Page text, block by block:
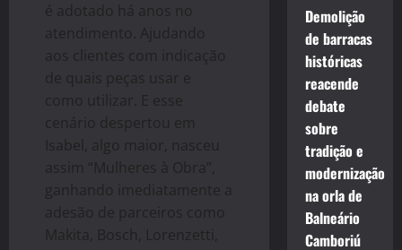
é adotado há anos no
atendimento. Ajudando
aos clientes com indicação
de quais peças usar e
como utilizar. E esse
cenário despertou em
Isabel, algo maior, nasceu
assim “Mulheres à Obra”,
ganhando imediatamente a
adesão de parceiros como
Makita, Bosch, Lorenzetti,
Demolição
de barracas
históricas
reacende
debate
sobre
tradição e
modernização
na orla de
Balneário
Camboriú